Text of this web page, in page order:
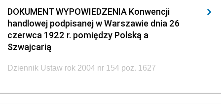
DOKUMENT WYPOWIEDZENIA Konwencji
handlowej podpisanej w Warszawie dnia 26
czerwca 1922 r. pomiędzy Polską a
Szwajcarią
Dziennik Ustaw rok 2004 nr 154 poz. 1627